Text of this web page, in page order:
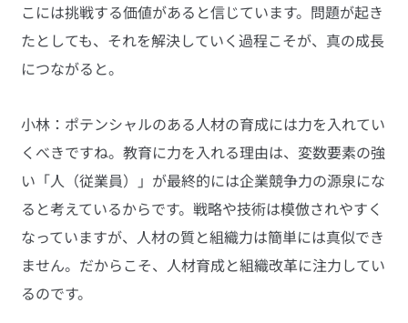
こには挑戦する価値があると信じています。問題が起き
たとしても、それを解決していく過程こそが、真の成長
につながると。
小林：ポテンシャルのある人材の育成には力を入れてい
くべきですね。教育に力を入れる理由は、変数要素の強
い「人（従業員）」が最終的には企業競争力の源泉にな
ると考えているからです。戦略や技術は模倣されやすく
なっていますが、人材の質と組織力は簡単には真似でき
ません。だからこそ、人材育成と組織改革に注力してい
るのです。